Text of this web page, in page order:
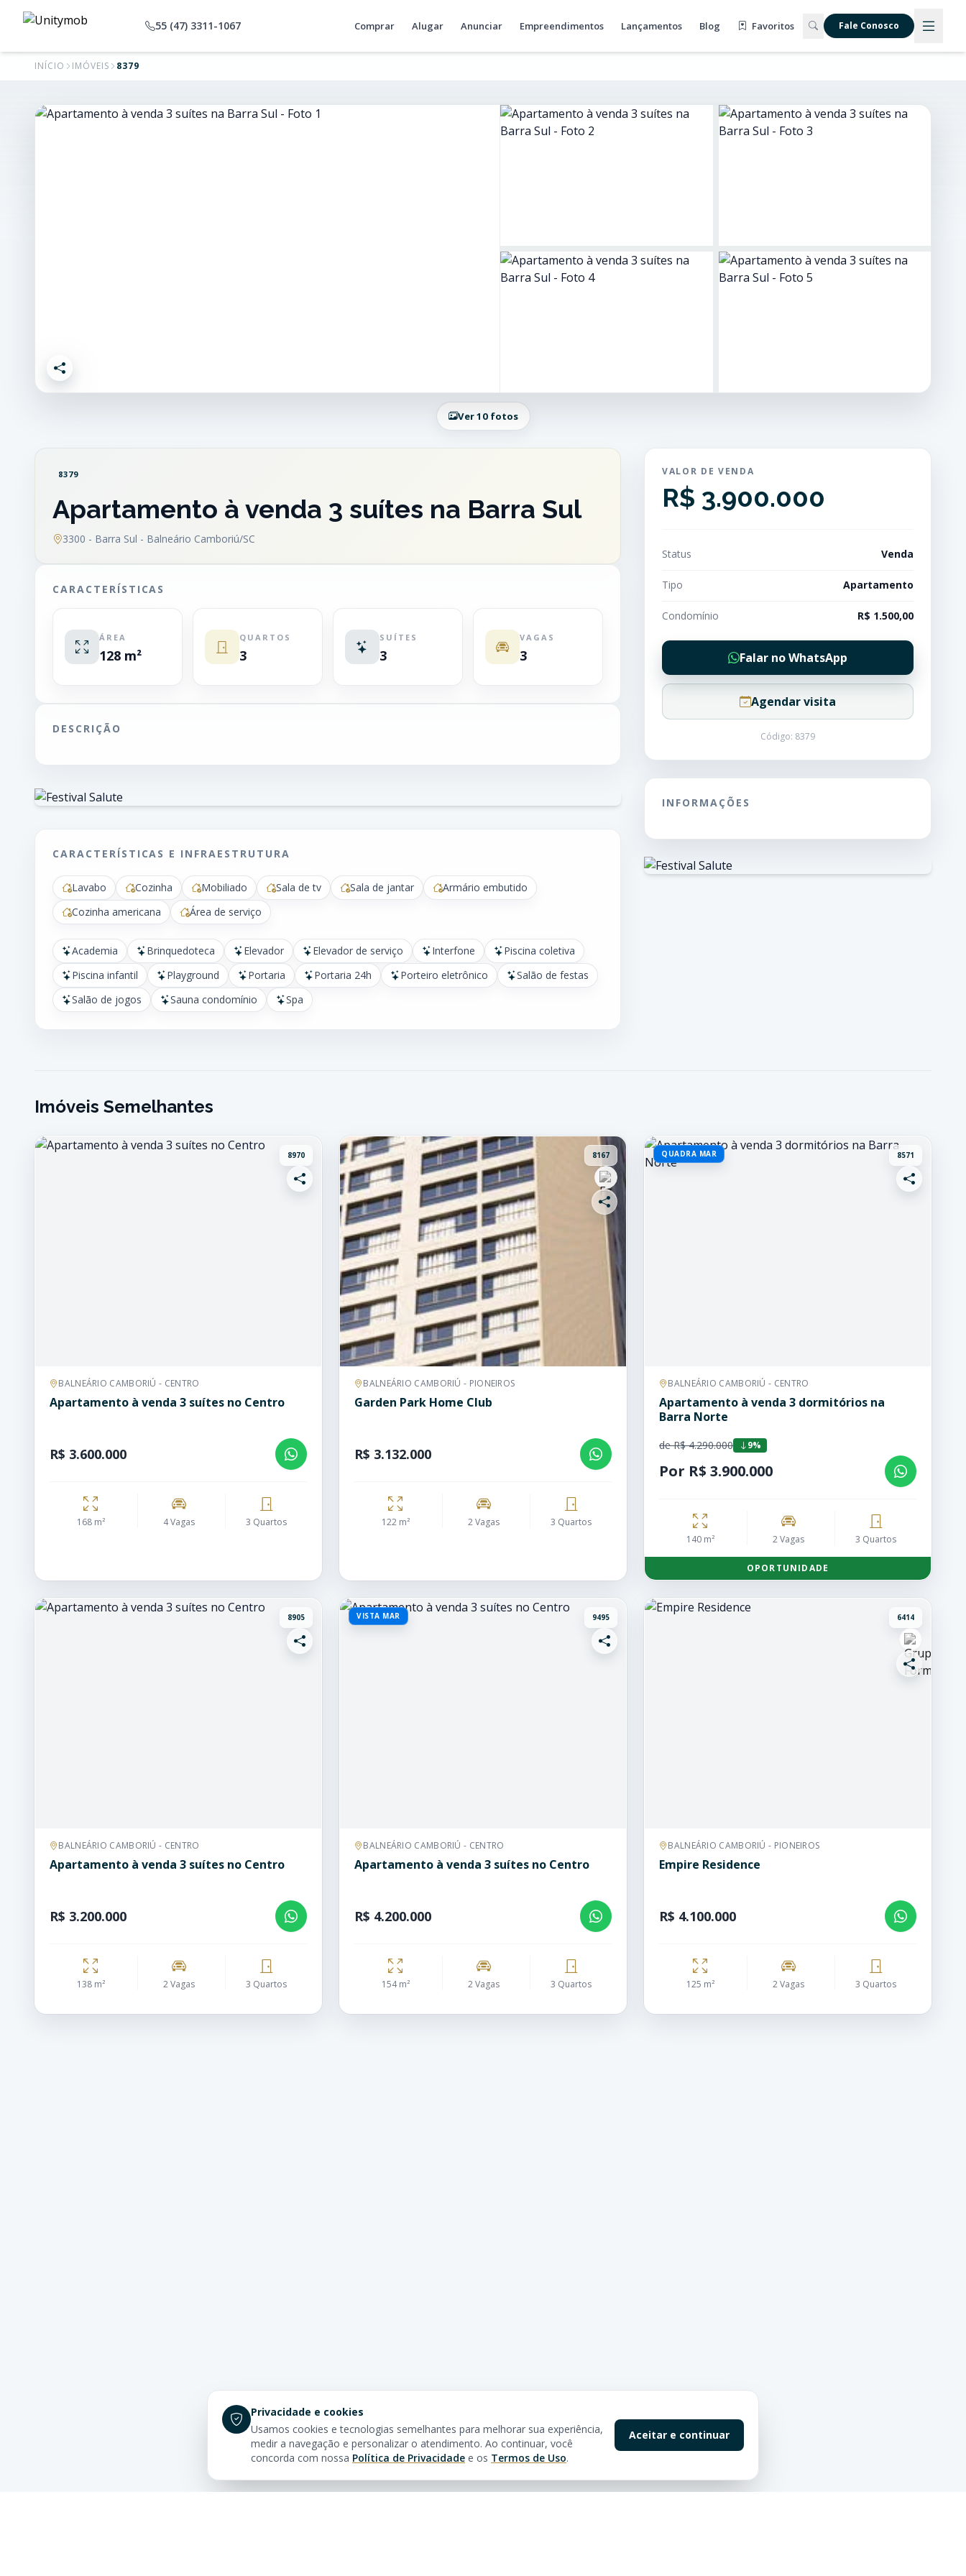
55 (47) 3311-1067 Comprar Alugar Anunciar Empreendimentos Lançamentos Blog Favoritos Fale Conosco
INÍCIO IMÓVEIS 8379
Ver 10 fotos
8379
Apartamento à venda 3 suítes na Barra Sul
3300 - Barra Sul - Balneário Camboriú/SC
CARACTERÍSTICAS
ÁREA
128 m²
QUARTOS
3
SUÍTES
3
VAGAS
3
DESCRIÇÃO
CARACTERÍSTICAS E INFRAESTRUTURA
Lavabo Cozinha Mobiliado Sala de tv Sala de jantar
Armário embutido
Cozinha americana
Área de serviço
Academia Brinquedoteca Elevador Elevador de serviço Interfone
Piscina coletiva
Piscina infantil
Playground Portaria Portaria 24h Porteiro eletrônico
Salão de festas
Salão de jogos
Sauna condomínio Spa
VALOR DE VENDA
R$ 3.900.000
Status Venda
Tipo Apartamento
Condomínio R$ 1.500,00
Falar no WhatsApp
Agendar visita
Código: 8379
INFORMAÇÕES
Imóveis Semelhantes
8970
BALNEÁRIO CAMBORIÚ - CENTRO
Apartamento à venda 3 suítes no Centro
R$ 3.600.000
168 m² 4 Vagas 3 Quartos
8167
BALNEÁRIO CAMBORIÚ - PIONEIROS
Garden Park Home Club
R$ 3.132.000
122 m² 2 Vagas 3 Quartos
QUADRA MAR 8571
BALNEÁRIO CAMBORIÚ - CENTRO
Apartamento à venda 3 dormitórios na
Barra Norte
de R$ 4.290.000 9%
Por R$ 3.900.000
140 m² 2 Vagas 3 Quartos
OPORTUNIDADE
8905
BALNEÁRIO CAMBORIÚ - CENTRO
Apartamento à venda 3 suítes no Centro
R$ 3.200.000
138 m² 2 Vagas 3 Quartos
VISTA MAR 9495
BALNEÁRIO CAMBORIÚ - CENTRO
Apartamento à venda 3 suítes no Centro
R$ 4.200.000
154 m² 2 Vagas 3 Quartos
6414
BALNEÁRIO CAMBORIÚ - PIONEIROS
Empire Residence
R$ 4.100.000
125 m² 2 Vagas 3 Quartos
Privacidade e cookies
Usamos cookies e tecnologias semelhantes para melhorar sua experiência,
medir a navegação e personalizar o atendimento. Ao continuar, você
concorda com nossa Política de Privacidade e os Termos de Uso.
Aceitar e continuar